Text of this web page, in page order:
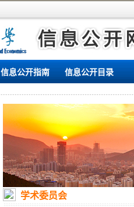
信息公开指南 信息公开目录
学术委员会